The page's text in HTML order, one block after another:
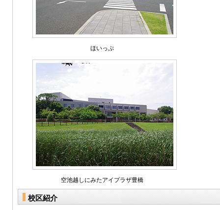
ほいっぷ
空池越しにみたアイプラザ豊橋
校区紹介